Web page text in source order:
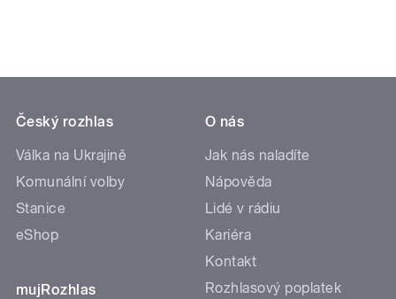
Český rozhlas
Válka na Ukrajině
Komunální volby
Stanice
eShop
mujRozhlas
O nás
Jak nás naladíte
Nápověda
Lidé v rádiu
Kariéra
Kontakt
Rozhlasový poplatek